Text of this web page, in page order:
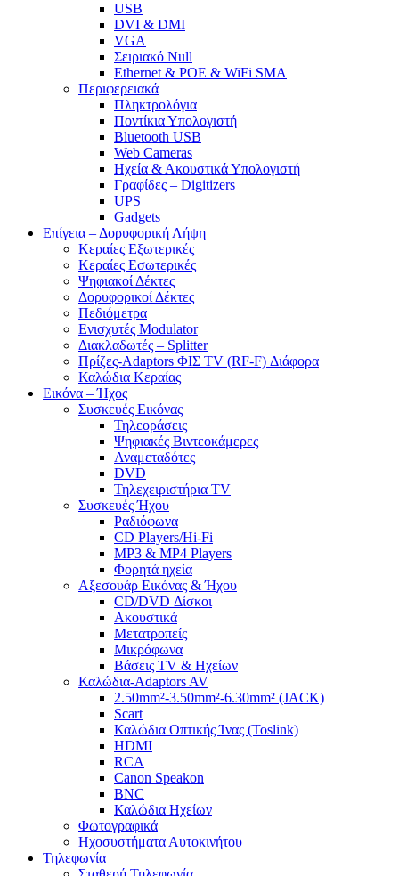
USB
DVI & DMI
VGA
Σειριακό Null
Ethernet & POE & WiFi SMA
Περιφερειακά
Πληκτρολόγια
Ποντίκια Υπολογιστή
Bluetooth USB
Web Cameras
Ηχεία & Ακουστικά Υπολογιστή
Γραφίδες – Digitizers
UPS
Gadgets
Επίγεια – Δορυφορική Λήψη
Κεραίες Εξωτερικές
Κεραίες Εσωτερικές
Ψηφιακοί Δέκτες
Δορυφορικοί Δέκτες
Πεδιόμετρα
Ενισχυτές Modulator
Διακλαδωτές – Splitter
Πρίζες-Adaptors ΦΙΣ TV (RF-F) Διάφορα
Καλώδια Κεραίας
Εικόνα – Ήχος
Συσκευές Εικόνας
Τηλεοράσεις
Ψηφιακές Βιντεοκάμερες
Αναμεταδότες
DVD
Τηλεχειριστήρια TV
Συσκευές Ήχου
Ραδιόφωνα
CD Players/Hi-Fi
MP3 & MP4 Players
Φορητά ηχεία
Αξεσουάρ Εικόνας & Ήχου
CD/DVD Δίσκοι
Ακουστικά
Μετατροπείς
Μικρόφωνα
Βάσεις TV & Ηχείων
Καλώδια-Adaptors AV
2.50mm²-3.50mm²-6.30mm² (JACK)
Scart
Καλώδια Οπτικής Ίνας (Toslink)
HDMI
RCA
Canon Speakon
BNC
Καλώδια Ηχείων
Φωτογραφικά
Ηχοσυστήματα Αυτοκινήτου
Τηλεφωνία